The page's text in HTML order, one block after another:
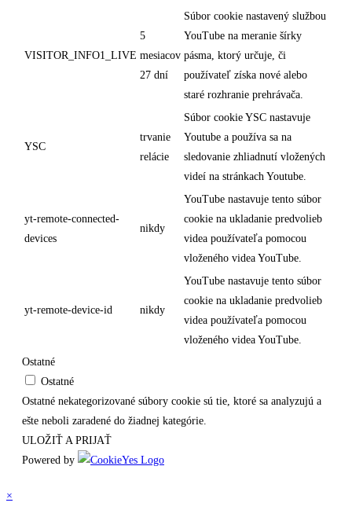
VISITOR_INFO1_LIVE
5
mesiacov
27 dní
Súbor cookie nastavený službou
YouTube na meranie šírky
pásma, ktorý určuje, či
používateľ získa nové alebo
staré rozhranie prehrávača.
YSC
trvanie
relácie
Súbor cookie YSC nastavuje
Youtube a používa sa na
sledovanie zhliadnutí vložených
videí na stránkach Youtube.
yt-remote-connected-
devices
nikdy
YouTube nastavuje tento súbor
cookie na ukladanie predvolieb
videa používateľa pomocou
vloženého videa YouTube.
yt-remote-device-id nikdy
YouTube nastavuje tento súbor
cookie na ukladanie predvolieb
videa používateľa pomocou
vloženého videa YouTube.
Ostatné
Ostatné
Ostatné nekategorizované súbory cookie sú tie, ktoré sa analyzujú a
ešte neboli zaradené do žiadnej kategórie.
ULOŽIŤ A PRIJAŤ
Powered by
×